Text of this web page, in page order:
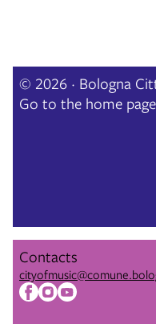
© 2026 · Bologna
Go to the home page
Contacts